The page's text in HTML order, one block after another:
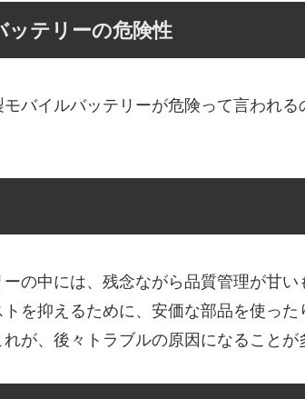
ッテリーの危険性
バイルバッテリーが危険って言われ
の中には、残念ながら品質管理が甘
を抑えるために、安価な部品を使っ
が、後々トラブルの原因になることが